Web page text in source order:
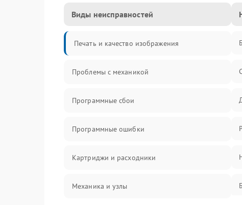
Виды неисправностей
Печать и качество изображения
Проблемы с механикой
Программные сбои
Программные ошибки
Картриджи и расходники
Механика и узлы